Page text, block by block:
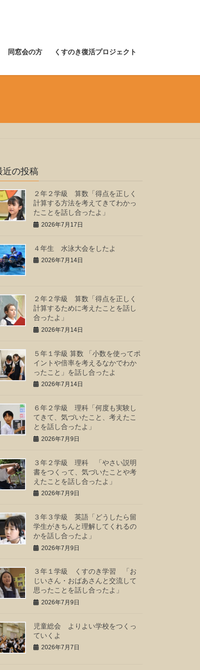
同窓会の方 くすのき復活プロジェクト
近の投稿
２年２学級 算数「得点を正しく
計算する方法を考えてきてわかっ
たことを話し合ったよ」
2026年7月17日
４年生 水泳大会をしたよ
2026年7月14日
２年２学級 算数「得点を正しく
計算するために考えたことを話し
合ったよ」
2026年7月14日
５年１学級 算数 「小数を使ってポ
イントや倍率を考えるなかでわか
ったこと」を話し合ったよ
2026年7月14日
６年２学級 理科「何度も実験し
てきて、気づいたこと、考えたこ
とを話し合ったよ」
2026年7月9日
３年２学級 理科 「やさい説明
書をつくって、気づいたことや考
えたことを話し合ったよ」
2026年7月9日
３年３学級 英語「どうしたら留
学生がきちんと理解してくれるの
かを話し合ったよ」
2026年7月9日
３年１学級 くすのき学習 「お
じいさん・おばあさんと交流して
思ったことを話し合ったよ」
2026年7月9日
児童総会 よりよい学校をつくっ
ていくよ
2026年7月7日